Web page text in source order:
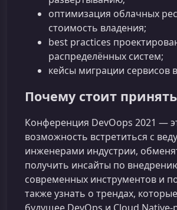
оптимизация облачных
стоимость владения;
best practices
распределённых систем;
кейсы миграции сервисов
Почему стоит
Конференция DevOops 2021 —
возможность встретиться с
инженерами индустрии,
получить инсайты по
современных инструментов и
также узнать о трендах,